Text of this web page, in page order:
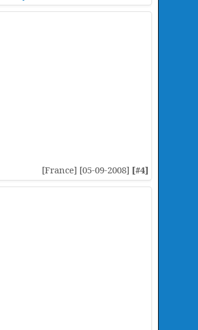
[France] [05-09-2008] [#4]